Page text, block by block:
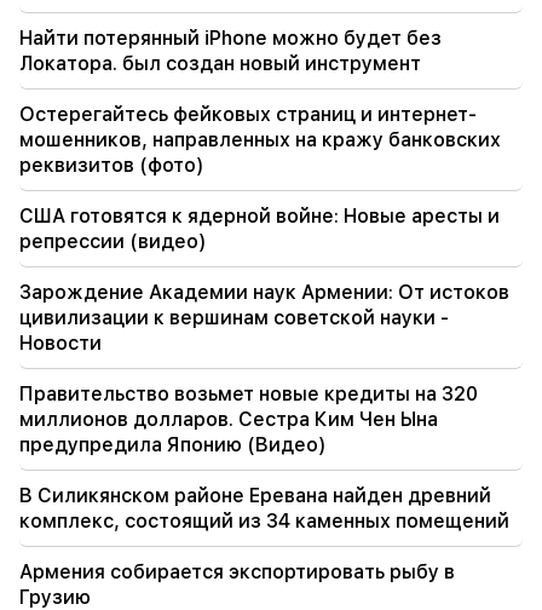
15:47
Турция начала ограничивать движение
коммерческих судов в Черном море
14:10
Фон дер Ляйен: США и ЕС должны совместно
нанести удар по всем источникам доходов
России
13:28
Оборона Сеуты усилена из-за возможного
нового наплыва мигрантов
13:03 Важный
Тайфун «Дельфин» обрушился на Японию и
движется в сторону Китая. есть жертвы
11:52 Важный
Бывшие руководители Словакии требуют от
Никола Пашиняна прекратить политические
преследования и давление на Армянскую
Апостольскую Церковь
Найти потерянный iPhone можно будет без
Локатора. был создан новый инструмент
Остерегайтесь фейковых страниц и интернет-
мошенников, направленных на кражу банковских
реквизитов (фото)
США готовятся к ядерной войне: Новые аресты и
репрессии (видео)
Зарождение Академии наук Армении: От истоков
цивилизации к вершинам советской науки -
Новости
Правительство возьмет новые кредиты на 320
миллионов долларов. Сестра Ким Чен Ына
предупредила Японию (Видео)
В Силикянском районе Еревана найден древний
комплекс, состоящий из 34 каменных помещений
Армения собирается экспортировать рыбу в
Грузию